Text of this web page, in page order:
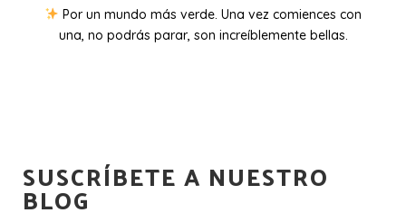
Por un mundo más verde. Una vez comiences con
una, no podrás parar, son increíblemente bellas.
SUSCRÍBETE A NUESTRO
BLOG